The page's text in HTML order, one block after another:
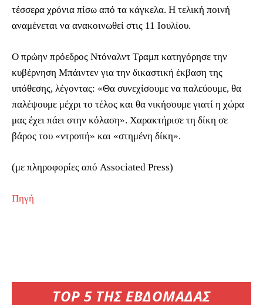
TOP 5 ΤΗΣ ΕΒΔΟΜΑΔΑΣ
τέσσερα χρόνια πίσω από τα κάγκελα. Η τελική ποινή
αναμένεται να ανακοινωθεί στις 11 Ιουλίου.
Ο πρώην πρόεδρος Ντόναλντ Τραμπ κατηγόρησε την
κυβέρνηση Μπάιντεν για την δικαστική έκβαση της
υπόθεσης, λέγοντας: «Θα συνεχίσουμε να παλεύουμε, θα
παλέψουμε μέχρι το τέλος και θα νικήσουμε γιατί η χώρα
μας έχει πάει στην κόλαση». Χαρακτήρισε τη δίκη σε
βάρος του «ντροπή» και «στημένη δίκη».
(με πληροφορίες από Associated Press)
Πηγή